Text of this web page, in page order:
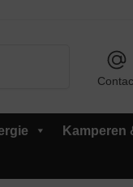
Kamperen